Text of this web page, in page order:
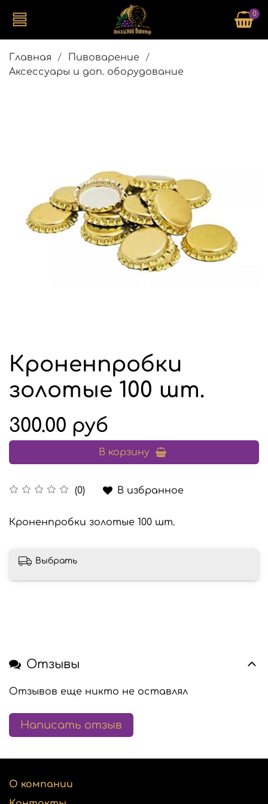
0
Главная
Пивоварение
Аксессуары и доп. оборудование
Кроненпробки
золотые 100 шт.
(0) В избранное
300.00 руб
В корзину
Кроненпробки золотые 100 шт.
Выбрать
Отзывы
Отзывов еще никто не оставлял
Написать отзыв
О компании